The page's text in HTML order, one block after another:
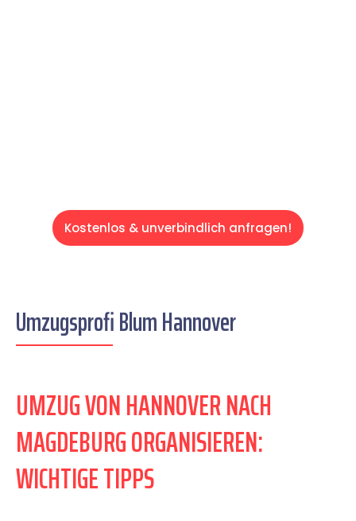
Kostenlos & unverbindlich anfragen!
Umzugsprofi Blum Hannover
UMZUG VON HANNOVER NACH
MAGDEBURG ORGANISIEREN:
WICHTIGE TIPPS